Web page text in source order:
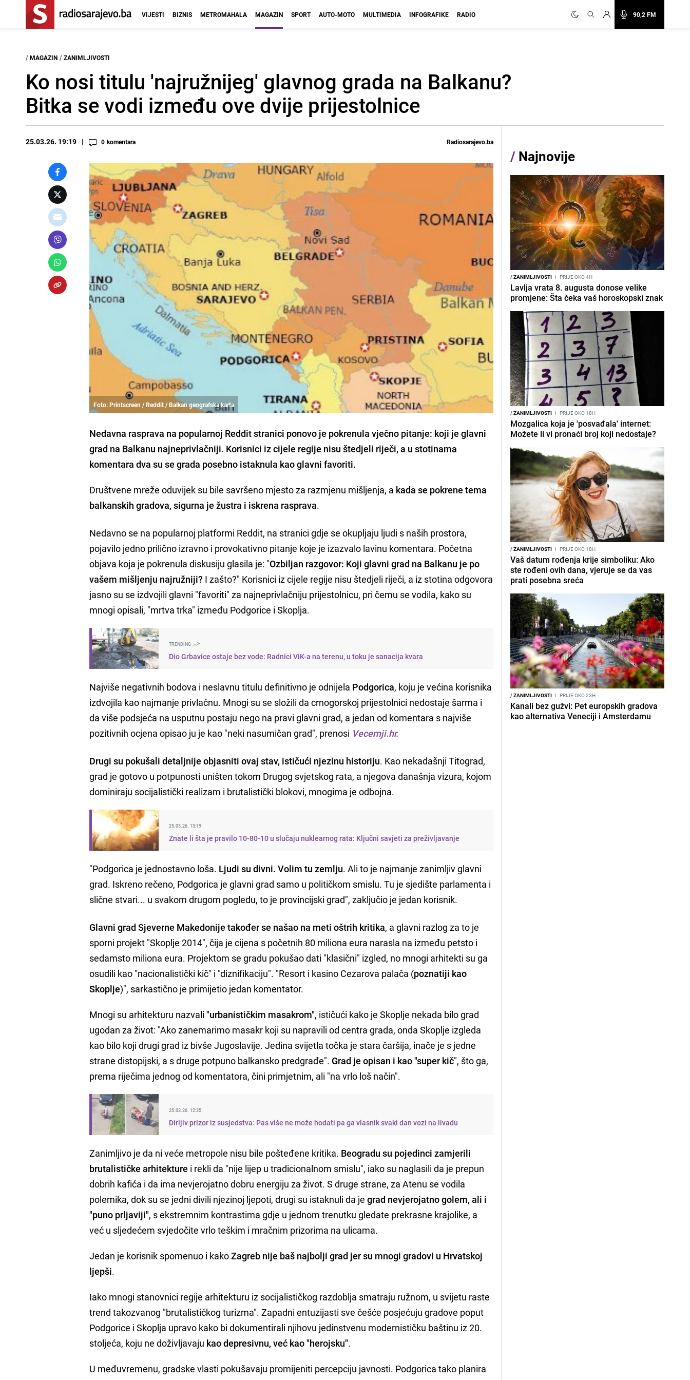
90,2 FM
VIJESTI BIZNIS METROMAHALA MAGAZIN SPORT AUTO-MOTO MULTIMEDIA INFOGRAFIKE RADIO
/ MAGAZIN / ZANIMLJIVOSTI
Ko nosi titulu 'najružnijeg' glavnog grada na Balkanu?
Bitka se vodi između ove dvije prijestolnice
25.03.26. 19:19 0 komentara Radiosarajevo.ba
Foto: Printscreen / Reddit / Balkan geografska karta
Nedavna rasprava na popularnoj Reddit stranici ponovo je pokrenula vječno pitanje: koji je glavni
grad na Balkanu najneprivlačniji. Korisnici iz cijele regije nisu štedjeli riječi, a u stotinama
komentara dva su se grada posebno istaknula kao glavni favoriti.
Društvene mreže oduvijek su bile savršeno mjesto za razmjenu mišljenja, a kada se pokrene tema
balkanskih gradova, sigurna je žustra i iskrena rasprava.
Nedavno se na popularnoj platformi Reddit, na stranici gdje se okupljaju ljudi s naših prostora,
pojavilo jedno prilično izravno i provokativno pitanje koje je izazvalo lavinu komentara. Početna
objava koja je pokrenula diskusiju glasila je: "Ozbiljan razgovor: Koji glavni grad na Balkanu je po
vašem mišljenju najružniji? I zašto?" Korisnici iz cijele regije nisu štedjeli riječi, a iz stotina odgovora
jasno su se izdvojili glavni "favoriti" za najneprivlačniju prijestolnicu, pri čemu se vodila, kako su
mnogi opisali, "mrtva trka" između Podgorice i Skoplja.
TRENDING
Dio Grbavice ostaje bez vode: Radnici ViK-a na terenu, u toku je sanacija kvara
Najviše negativnih bodova i neslavnu titulu definitivno je odnijela Podgorica, koju je većina korisnika
izdvojila kao najmanje privlačnu. Mnogi su se složili da crnogorskoj prijestolnici nedostaje šarma i
da više podsjeća na usputnu postaju nego na pravi glavni grad, a jedan od komentara s najviše
pozitivnih ocjena opisao ju je kao "neki nasumičan grad", prenosi Vecernji.hr.
Drugi su pokušali detaljnije objasniti ovaj stav, ističući njezinu historiju. Kao nekadašnji Titograd,
grad je gotovo u potpunosti uništen tokom Drugog svjetskog rata, a njegova današnja vizura, kojom
dominiraju socijalistički realizam i brutalistički blokovi, mnogima je odbojna.
25.03.26. 13:19
Znate li šta je pravilo 10-80-10 u slučaju nuklearnog rata: Ključni savjeti za preživljavanje
"Podgorica je jednostavno loša. Ljudi su divni. Volim tu zemlju. Ali to je najmanje zanimljiv glavni
grad. Iskreno rečeno, Podgorica je glavni grad samo u političkom smislu. Tu je sjedište parlamenta i
slične stvari... u svakom drugom pogledu, to je provincijski grad", zaključio je jedan korisnik.
Glavni grad Sjeverne Makedonije također se našao na meti oštrih kritika, a glavni razlog za to je
sporni projekt "Skoplje 2014", čija je cijena s početnih 80 miliona eura narasla na između petsto i
sedamsto miliona eura. Projektom se gradu pokušao dati "klasični" izgled, no mnogi arhitekti su ga
osudili kao "nacionalistički kič" i "diznifikaciju". "Resort i kasino Cezarova palača (poznatiji kao
Skoplje)", sarkastično je primijetio jedan komentator.
Mnogi su arhitekturu nazvali"urbanističkim masakrom", ističući kako je Skoplje nekada bilo grad
ugodan za život: "Ako zanemarimo masakr koji su napravili od centra grada, onda Skoplje izgleda
kao bilo koji drugi grad iz bivše Jugoslavije. Jedina svijetla točka je stara čaršija, inače je s jedne
strane distopijski, a s druge potpuno balkansko predgrađe". Grad je opisan i kao "super kič", što ga,
prema riječima jednog od komentatora, čini primjetnim, ali "na vrlo loš način".
25.03.26. 12:35
Dirljiv prizor iz susjedstva: Pas više ne može hodati pa ga vlasnik svaki dan vozi na livadu
Zanimljivo je da ni veće metropole nisu bile pošteđene kritika. Beogradu su pojedinci zamjerili
brutalističke arhitekture i rekli da "nije lijep u tradicionalnom smislu", iako su naglasili da je prepun
dobrih kafića i da ima nevjerojatno dobru energiju za život. S druge strane, za Atenu se vodila
polemika, dok su se jedni divili njezinoj ljepoti, drugi su istaknuli da jegrad nevjerojatno golem, ali i
"puno prljaviji", s ekstremnim kontrastima gdje u jednom trenutku gledate prekrasne krajolike, a
već u sljedećem svjedočite vrlo teškim i mračnim prizorima na ulicama.
Jedan je korisnik spomenuo i kakoZagreb nije baš najbolji grad jer su mnogi gradovi u Hrvatskoj
ljepši.
Iako mnogi stanovnici regije arhitekturu iz socijalističkog razdoblja smatraju ružnom, u svijetu raste
trend takozvanog "brutalističkog turizma". Zapadni entuzijasti sve češće posjećuju gradove poput
Podgorice i Skoplja upravo kako bi dokumentirali njihovu jedinstvenu modernističku baštinu iz 20.
stoljeća, koju ne doživljavaju kao depresivnu, već kao "herojsku".
U međuvremenu, gradske vlasti pokušavaju promijeniti percepciju javnosti. Podgorica tako planira
/ Najnovije
/ZANIMLJIVOSTI I PRIJE OKO 4H
Lavlja vrata 8. augusta donose velike
promjene: Šta čeka vaš horoskopski znak
/ZANIMLJIVOSTI I PRIJE OKO 18H
Mozgalica koja je 'posvađala' internet:
Možete li vi pronaći broj koji nedostaje?
/ZANIMLJIVOSTI I PRIJE OKO 18H
Vaš datum rođenja krije simboliku: Ako
ste rođeni ovih dana, vjeruje se da vas
prati posebna sreća
/ZANIMLJIVOSTI I PRIJE OKO 23H
Kanali bez gužvi: Pet europskih gradova
kao alternativa Veneciji i Amsterdamu